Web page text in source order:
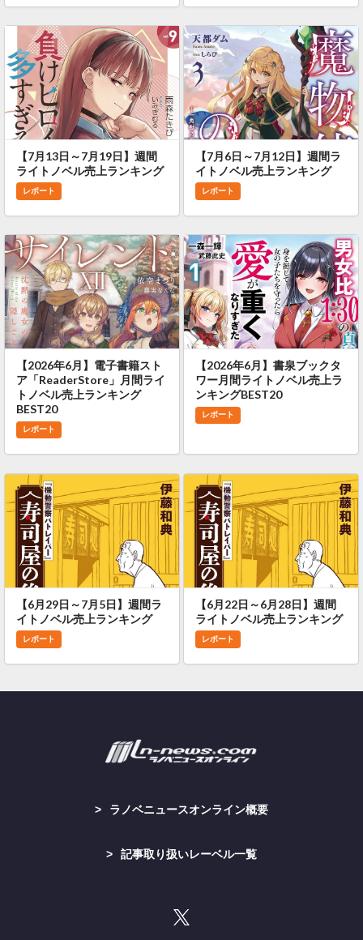
【7月13日～7月19日】週間
ライトノベル売上ランキング
レポート
【7月6日～7月12日】週間ラ
イトノベル売上ランキング
レポート
【2026年6月】電子書籍スト
ア「ReaderStore」月間ライ
トノベル売上ランキング
BEST20
レポート
【2026年6月】書泉ブックタ
ワー月間ライトノベル売上ラ
ンキングBEST20
レポート
【6月29日～7月5日】週間ラ
イトノベル売上ランキング
レポート
【6月22日～6月28日】週間
ライトノベル売上ランキング
レポート
ラノベニュースオンライン概要
記事取り扱いレーベル一覧